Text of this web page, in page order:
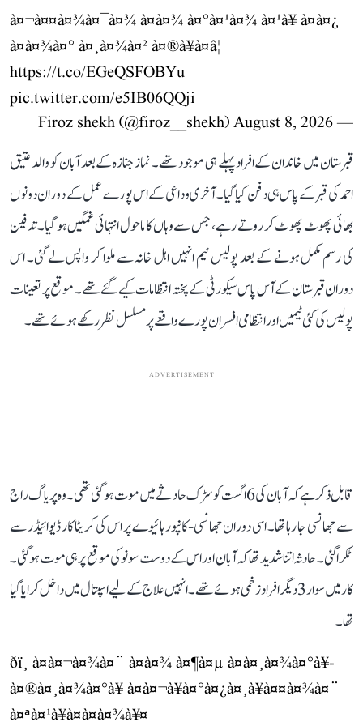
à¤¬à¤¤à¤¾à¤¯à¤¾ à¤à¤¾ à¤°à¤¹à¤¾ à¤¹à¥ à¤à¤¿
à¤à¤¾à¤° à¤¸à¤¾à¤² à¤®à¥à¤â¦
https://t.co/EGeQSFOBYu
pic.twitter.com/e5IB06QQji
— Firoz shekh (@firoz__shekh)
August 8, 2026
قبرستان میں خاندان کے افراد پہلے ہی موجود تھے۔ نماز جنازہ کے بعد آبان کو والد عتیق
احمد کی قبر کے پاس ہی دفن کیا گیا۔ آخری وداعی کے اس پورے عمل کے دوران دونوں
بھائی پھوٹ پھوٹ کر روتے رہے، جس سے وہاں کا ماحول انتہائی غمگین ہو گیا۔ تدفین
کی رسم مکمل ہونے کے بعد پولیس ٹیم انہیں اہل خانہ سے ملوا کر واپس لے گئی۔ اس
دوران قبرستان کے آس پاس سیکورٹی کے پختہ انتظامات کیے گئے تھے۔ موقع پر تعینات
پولیس کی کئی ٹیمیں اور انتظامی افسران پورے واقعے پر مسلسل نظر رکھے ہوئے تھے۔
ADVERTISEMENT
قابل ذکر ہے کہ آبان کی 6 اگست کو سڑک حادثے میں موت ہو گئی تھی۔ وہ پریاگ راج
سے جھانسی جا رہا تھا۔ اسی دوران جھانسی-کانپور ہائیوے پر اس کی کریٹا کار ڈیوائیڈر سے
ٹکرا گئی۔ حادثہ اتنا شدید تھا کہ آبان اور اس کے دوست سونو کی موقع پر ہی موت ہو گئی۔
کار میں سوار 3 دیگر افراد زخمی ہوئے تھے۔ انہیں علاج کے لیے اسپتال میں داخل کرایا گیا
تھا۔
ðï¸ à¤à¤¬à¤¾à¤¨ à¤à¤¾ à¤¶à¤µ à¤à¤¸à¤¾à¤°à¥-
à¤®à¤¸à¤¾à¤°à¥ à¤à¤¬à¥à¤°à¤¿à¤¸à¥à¤¤à¤¾à¤¨
à¤ªà¤¹à¥à¤à¤à¤¾à¥¤